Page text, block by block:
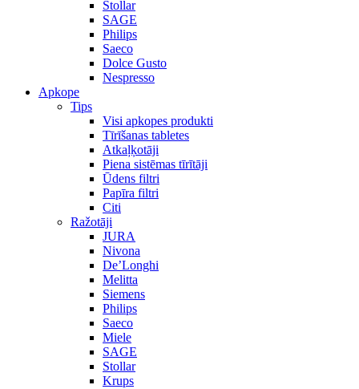
Stollar
SAGE
Philips
Saeco
Dolce Gusto
Nespresso
Apkope
Tips
Visi apkopes produkti
Tīrīšanas tabletes
Atkaļķotāji
Piena sistēmas tīrītāji
Ūdens filtri
Papīra filtri
Citi
Ražotāji
JURA
Nivona
De’Longhi
Melitta
Siemens
Philips
Saeco
Miele
SAGE
Stollar
Krups